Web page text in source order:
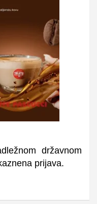
državnom
prijava.